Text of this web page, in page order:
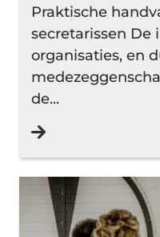
Praktische
secretarissen De
organisaties, en
de...
Lees verder